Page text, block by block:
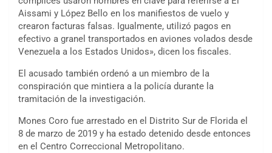
Aissami y López Bello en los manifiestos de vuelo y
crearon facturas falsas. Igualmente, utilizó pagos en
efectivo a granel transportados en aviones volados desde
Venezuela a los Estados Unidos», dicen los fiscales.
El acusado también ordenó a un miembro de la
conspiración que mintiera a la policía durante la
tramitación de la investigación.
Mones Coro fue arrestado en el Distrito Sur de Florida el
8 de marzo de 2019 y ha estado detenido desde entonces
en el Centro Correccional Metropolitano.